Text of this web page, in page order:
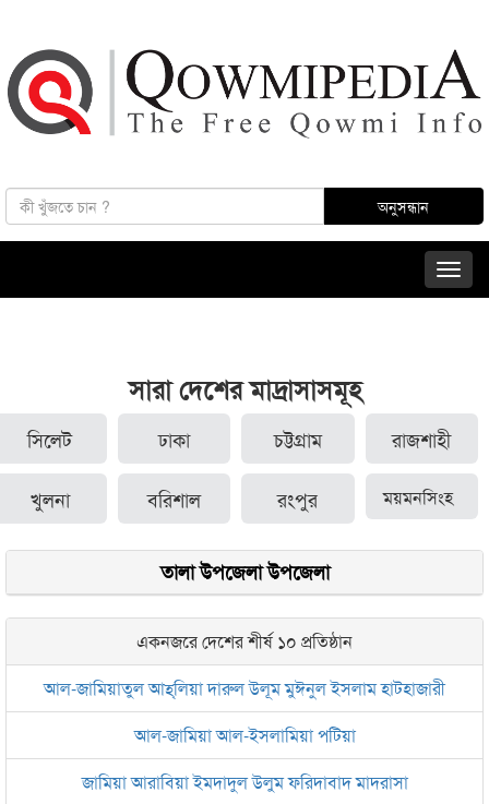
সারা দেশের মাদ্রাসাসমূহ
সিলেট ঢাকা চট্টগ্রাম রাজশাহী
খুলনা বরিশাল রংপুর ময়মনসিংহ
তালা উপজেলা উপজেলা
একনজরে দেশের শীর্ষ ১০ প্রতিষ্ঠান
আল-জামিয়াতুল আহ্‌লিয়া দারুল উলূম মুঈনুল ইসলাম হাটহাজারী
আল-জামিয়া আল-ইসলামিয়া পটিয়া
জামিয়া আরাবিয়া ইমদাদুল উলুম ফরিদাবাদ মাদরাসা